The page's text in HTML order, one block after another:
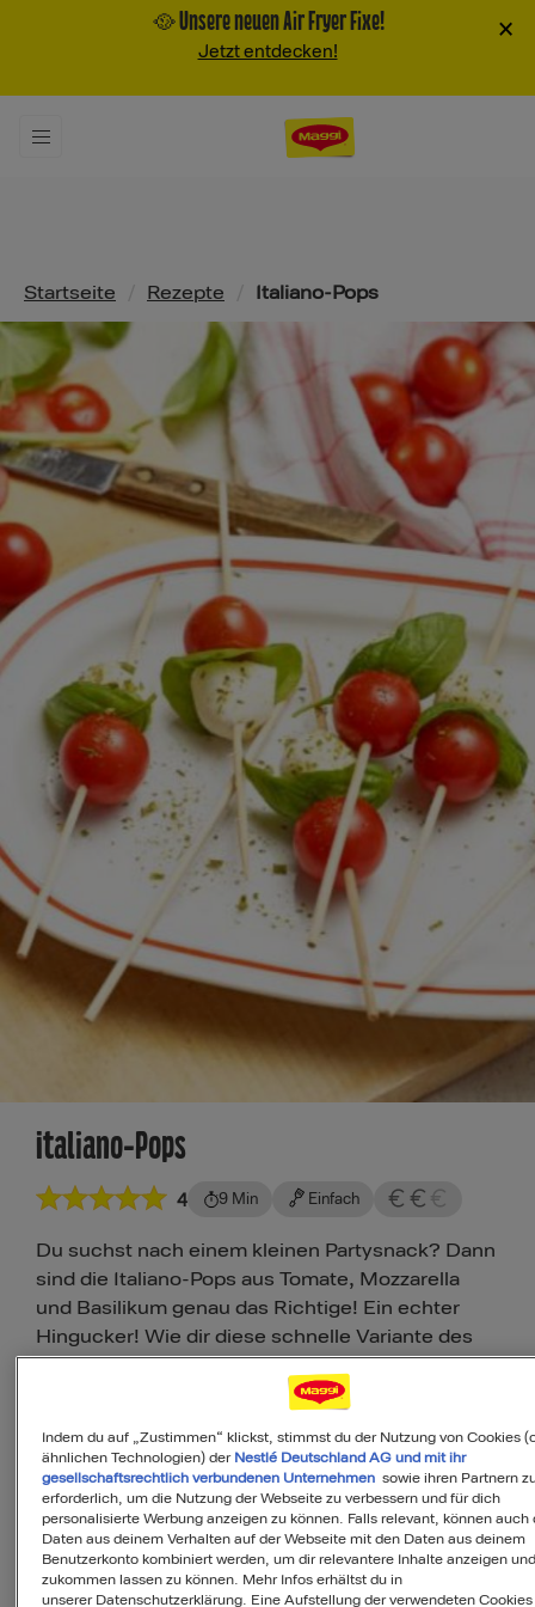
🥘 Unsere neuen Air Fryer Fixe!
Jetzt entdecken!
×
Pfadnavigation
Startseite Rezepte Italiano-Pops
Italiano-Pops
4 9 Min Einfach
Du suchst nach einem kleinen Partysnack? Dann
sind die Italiano-Pops aus Tomate, Mozzarella
und Basilikum genau das Richtige! Ein echter
Hingucker! Wie dir diese schnelle Variante des
Klassikers ganz leicht gelingt, erklärt dir das
Zuletzt aktualisiert: 12.04.2018
Saskia
Maggi Kochstudio Expertin
Indem du auf „Zustimmen“ klickst, stimmst du der Nutzung von Cookies
ähnlichen Technologien) der Nestlé Deutschland AG und mit ihr
gesellschaftsrechtlich verbundenen Unternehmen sowie ihren Partnern
erforderlich, um die Nutzung der Webseite zu verbessern und für dich
personalisierte Werbung anzeigen zu können. Falls relevant, können auch
Daten aus deinem Verhalten auf der Webseite mit den Daten aus deinem
Benutzerkonto kombiniert werden, um dir relevantere Inhalte anzeigen
zukommen lassen zu können. Mehr Infos erhältst du in
unserer Datenschutzerklärung. Eine Aufstellung der verwendeten